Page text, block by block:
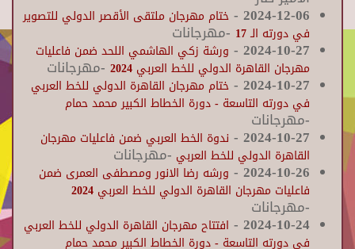
2024-12-06
- ختام مهرجان ملتقى الأقصر الدولي للتصوير
في دورته الـ 17
-مهرجانات
2024-10-27
- ورشة زكي الهاشمي اللحد ضمن فاعليات
مهرجان القاهرة الدولي للخط العربي 2024
-مهرجانات
2024-10-27
- ختام مهرجان القاهرة الدولي للخط العربي
في دورته التاسعة - دورة الخطاط الكبير محمد حمام
-مهرجانات
2024-10-27
- ندوة الخط العربي ضمن فاعليات مهرجان
القاهرة الدولي للخط العربي -مهرجانات
2024-10-26
- ورشه رضا الانور ومصطفى العمرى ضمن
فاعليات مهرجان القاهرة الدولي للخط العربي 2024
-مهرجانات
2024-10-24
- افتتاح مهرجان القاهرة الدولي للخط العربي
في دورته التاسعة - دورة الخطاط الكبير محمد حمام